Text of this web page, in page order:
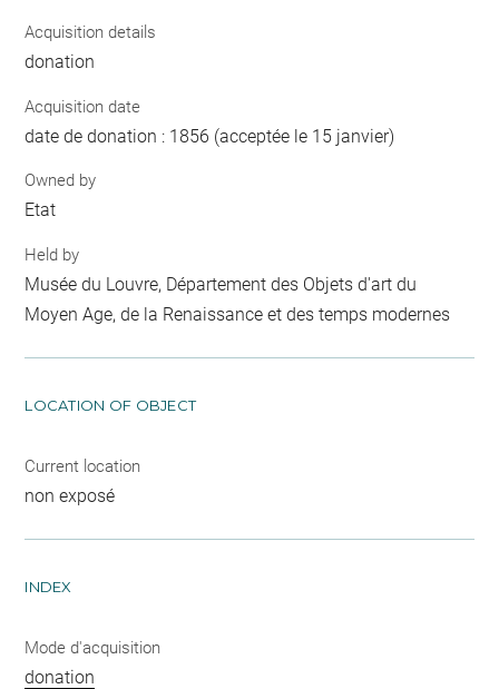
Acquisition details
donation
Acquisition date
date de donation : 1856 (acceptée le 15 janvier)
Owned by
Etat
Held by
Musée du Louvre, Département des Objets d'art du
Moyen Age, de la Renaissance et des temps modernes
LOCATION OF OBJECT
Current location
non exposé
INDEX
Mode d'acquisition
donation